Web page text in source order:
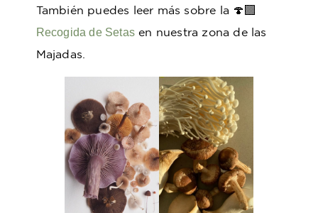
También puedes leer más sobre la 🍄‍🟫
Recogida de Setas en nuestra zona de las
Majadas.